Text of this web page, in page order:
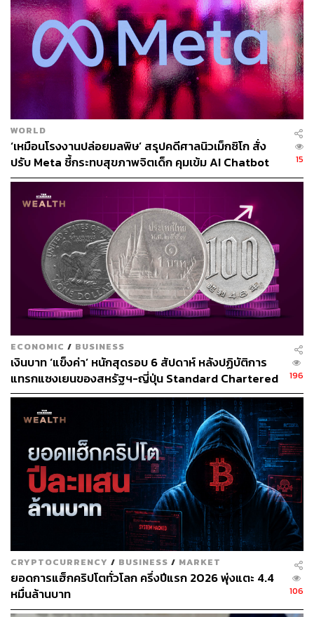
ผ่านแอปพลิเคชันต่างๆ ที่คุณสะดวกหรือใช้งานอยู่แล้วได้เลย
Cryptocurrency
Binance
Changpeng Zhao
คริปโตเคอร์เรนซี
Gary Gensler
ABOUT THE AUTHOR
ตฤณ ตารพล
Junior Content Creator ประจำกอง
บรรณาธิการข่าว THE STANDARD
WEALTH
WORLD
‘เหมือนโรงงานปล่อยมลพิษ’ สรุปคดีศาลนิวเม็กซิโก สั่ง
ปรับ Meta ชี้กระทบสุขภาพจิตเด็ก คุมเข้ม AI Chatbot
15
ECONOMIC / BUSINESS
เงินบาท ‘แข็งค่า’ หนักสุดรอบ 6 สัปดาห์ หลังปฏิบัติการ
แทรกแซงเยนของสหรัฐฯ-ญี่ปุ่น Standard Chartered
เปิดเป้าสิ้นปีนี้จ่อแข็งต่อแตะ 32.50 บาทต่อดอลลาร์
196
CRYPTOCURRENCY / BUSINESS / MARKET
ยอดการแฮ็กคริปโตทั่วโลก ครึ่งปีแรก 2026 พุ่งแตะ 4.4
หมื่นล้านบาท
106